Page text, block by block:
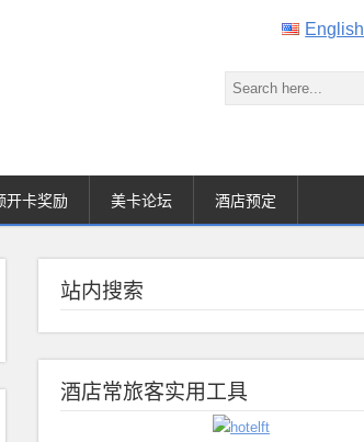
English
开卡奖励 美卡论坛 酒店预定
站内搜索
酒店常旅客实用工具